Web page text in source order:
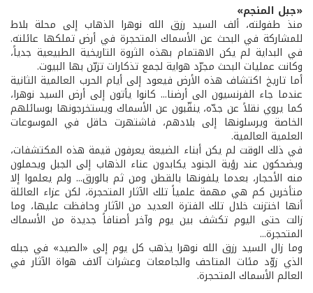
«جبل المنجم»
منذ طفولته، ألف السيد رزق الله نوهرا الذهاب إلى محلة بلاط
للمشاركة في البحث عن الأسماك المتحجرة في أرض تملكها عائلته.
في البداية لم يكن الاهتمام بهذه الثروة التاريخية الطبيعية جدياً،
وكانت عمليات البحث مجرّد هواية لجمع تذكارات تزيّن بها البيوت.
أما تاريخ اكتشاف هذه الأرض فيعود إلى أيام الحرب العالمية الثانية
عندما جاء الفرنسيون الى أرضنا... كانوا يأتون إلى أرض السيد نوهرا،
كما يروي نقلاً عن جدّه، ينقّبون عن الأسماك ويستخرجونها بوسائلهم
الخاصة ويرسلونها إلى بلادهم، فاشتهرت حاقل في الموسوعات
العلمية العالمية.
في ذلك الوقت لم يكن أبناء الضيعة يعرفون قيمة هذه المكتشفات،
ويضحكون عند رؤية الجنود يكابدون عناء الذهاب إلى الجبل ويحملون
منه الأحجار، بعدما يلفونها بالقطن ومن ثم بالورق... ولم يعلموا إلا
متأخرين كم هي مهمة علمياً تلك الآثار المتحجرة، لكن عزاء العائلة
أنها اختزنت خلال تلك الفترة العديد من الآثار وحافظت عليها، وما
زالت حتى اليوم تكشف بين يوم وآخر أصنافاً جديدة من الأسماك
المتحجرة...
وما زال السيد رزق الله نوهرا يذهب كل يوم إلى «الصيد» في جبله
الذي زوّد مئات المتاحف والجامعات وعشرات آلاف هواة الآثار في
العالم الأسماك المتحجرة.